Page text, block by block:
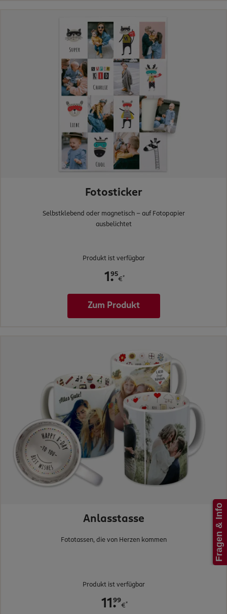
Fotosticker
Selbstklebend oder magnetisch - auf Fotopapier
ausbelichtet
Produkt ist verfügbar
1 .
95
€*
Zum Produkt
Anlasstasse
Fototassen, die von Herzen kommen
Produkt ist verfügbar
11.
99
€*